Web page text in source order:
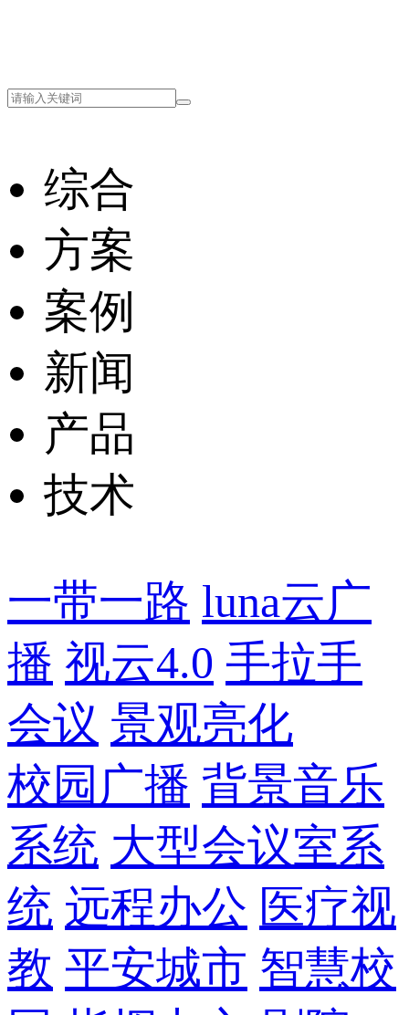
综合
方案
案例
新闻
产品
技术
一带一路 luna云广
播 视云4.0 手拉手
会议 景观亮化
校园广播 背景音乐
系统 大型会议室系
统 远程办公 医疗视
教 平安城市 智慧校